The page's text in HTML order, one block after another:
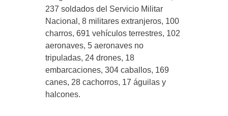
237 soldados del Servicio Militar
Nacional, 8 militares extranjeros, 100
charros, 691 vehículos terrestres, 102
aeronaves, 5 aeronaves no
tripuladas, 24 drones, 18
embarcaciones, 304 caballos, 169
canes, 28 cachorros, 17 águilas y
halcones.